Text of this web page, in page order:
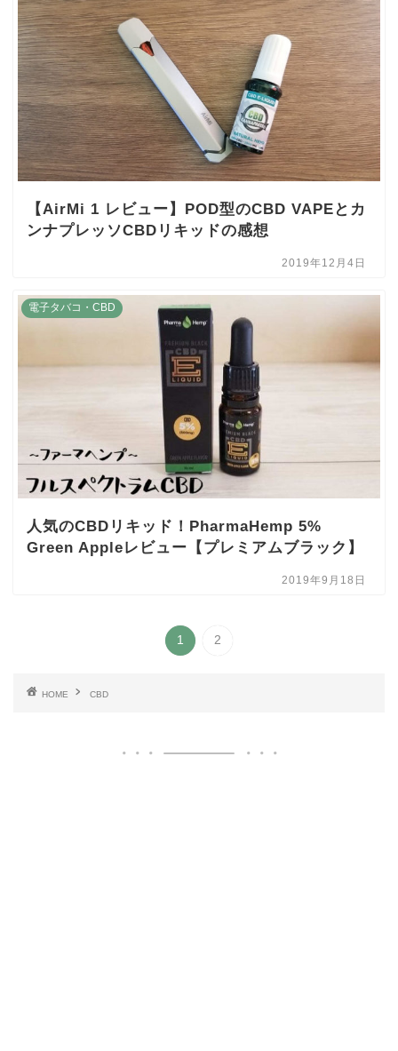
【AirMi 1 レビュー】POD型のCBD VAPEとカ
ンナプレッソCBDリキッドの感想
2019年12月4日
電子タバコ・CBD
人気のCBDリキッド！PharmaHemp 5%
Green Appleレビュー【プレミアムブラック】
2019年9月18日
1 2
HOME CBD